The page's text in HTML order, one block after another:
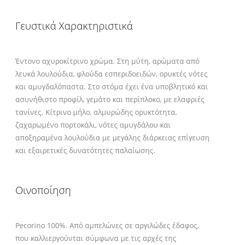
Γευστικά Χαρακτηριστικά
Έντονο αχυροκίτρινο χρώμα. Στη μύτη, αρώματα από
λευκά λουλούδια, φλούδα εσπεριδοειδών, ορυκτές νότες
και αμυγδαλόπαστα. Στο στόμα έχει ένα υποβλητικό και
ασυνήθιστο προφίλ, γεμάτο και περίπλοκο, με ελαφριές
τανίνες. Κίτρινο μήλο, αλμυρώδης ορυκτότητα,
ζαχαρωμένο πορτοκάλι, νότες αμυγδάλου και
αποξηραμένα λουλούδια με μεγάλης διάρκειας επίγευση
και εξαιρετικές δυνατότητες παλαίωσης.
Οινοποίηση
Pecorino 100%. Από αμπελώνες σε αργιλώδες έδαφος,
που καλλιεργούνται σύμφωνα με τις αρχές της